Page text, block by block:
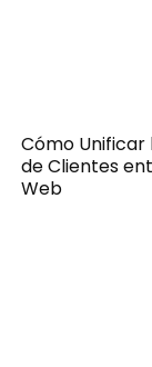
Cómo Unificar
de Clientes
Web